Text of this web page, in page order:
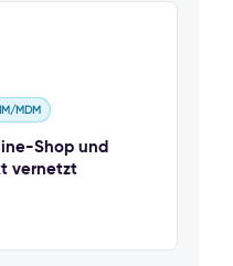
MDM
Shop und
vernetzt